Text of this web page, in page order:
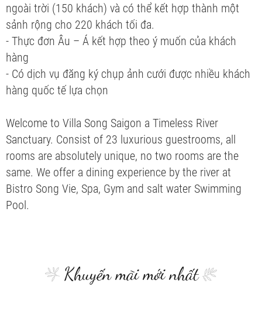
ngoài trời (150 khách) và có thể kết hợp thành một
sảnh rộng cho 220 khách tối đa.
- Thực đơn Âu – Á kết hợp theo ý muốn của khách
hàng
- Có dịch vụ đăng ký chụp ảnh cưới được nhiều khách
hàng quốc tế lựa chọn
Welcome to Villa Song Saigon a Timeless River
Sanctuary. Consist of 23 luxurious guestrooms, all
rooms are absolutely unique, no two rooms are the
same. We offer a dining experience by the river at
Bistro Song Vie, Spa, Gym and salt water Swimming
Pool.
Khuyến mãi mới nhất